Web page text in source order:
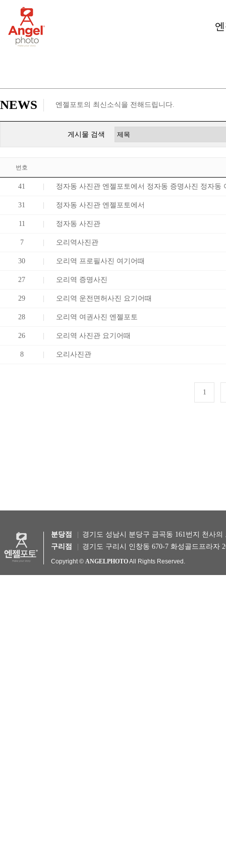
NEWS 엔젤포토의 최신소식을 전해드립니다.
게시물 검색
번호
41 정자동 사진관 엔젤포토에서 정자동 증명사진 정자
31 정자동 사진관 엔젤포토에서
11 정자동 사진관
7 오리역사진관
30 오리역 프로필사진 여기어때
27 오리역 증명사진
29 오리역 운전면허사진 요기어때
28 오리역 여권사진 엔젤포토
26 오리역 사진관 요기어때
8 오리사진관
1
분당점
경기도 성남시 분당구 금곡동 161번지 천사의
구리점
경기도 구리시 인창동 670-7 화성골드프라자
Copyright © ANGELPHOTOAll Rights Reserved.